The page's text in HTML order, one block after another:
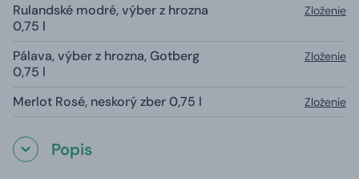
Rulandské modré, výber z hrozna
0,75 l
Zloženie
Pálava, výber z hrozna, Gotberg
0,75 l
Zloženie
Merlot Rosé, neskorý zber 0,75 l Zloženie
Popis